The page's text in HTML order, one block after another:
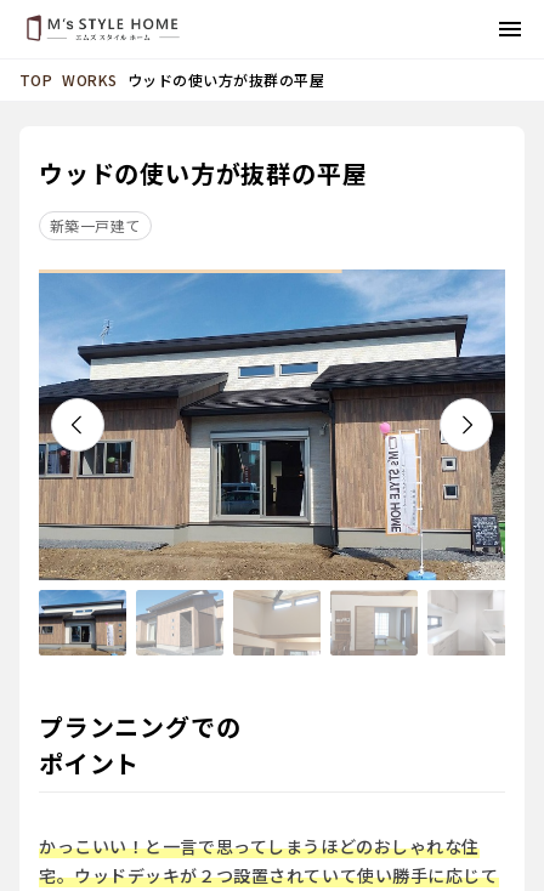
TOP WORKS ウッドの使い方が抜群の平屋
ウッドの使い方が抜群の平屋
新築一戸建て
プランニングでの
ポイント
かっこいい！と一言で思ってしまうほどのおしゃれな住
宅。ウッドデッキが２つ設置されていて使い勝手に応じて